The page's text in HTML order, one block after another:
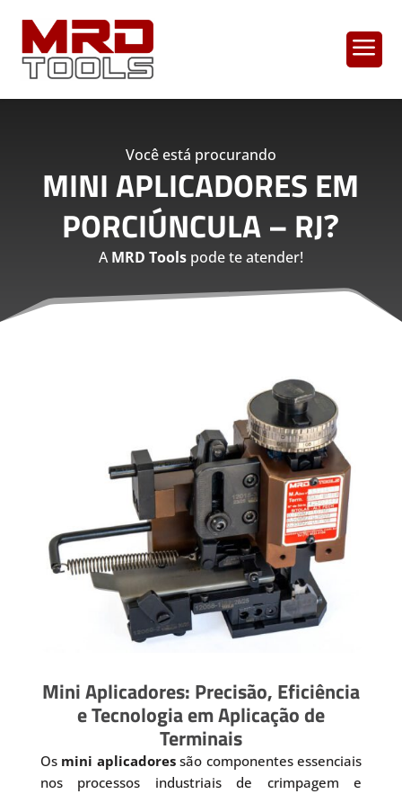
a
Você está procurando
MINI APLICADORES EM
PORCIÚNCULA – RJ?
AMRD Toolspode te atender!
Mini Aplicadores: Precisão, Eficiência
e Tecnologia em Aplicação de
Terminais
Os mini aplicadoressão componentes essenciais
nos processos industriais de crimpagem e